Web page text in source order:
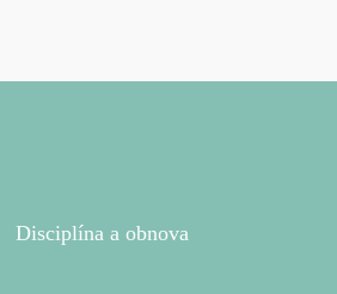
Disciplína a obnova